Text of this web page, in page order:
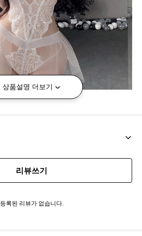
상품설명 더보기
리뷰쓰기
등록된 리뷰가 없습니다.